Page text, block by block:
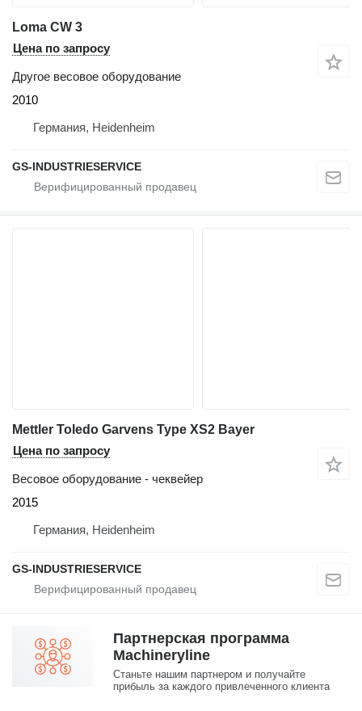
Loma CW 3
Цена по запросу
Другое весовое оборудование
2010
Германия, Heidenheim
GS-INDUSTRIESERVICE
Mettler Toledo Garvens Type XS2 Bayer
Цена по запросу
Весовое оборудование - чеквейер
2015
Германия, Heidenheim
GS-INDUSTRIESERVICE
Партнерская программа
Machineryline
Станьте нашим партнером и получайте
прибыль за каждого привлеченного клиента